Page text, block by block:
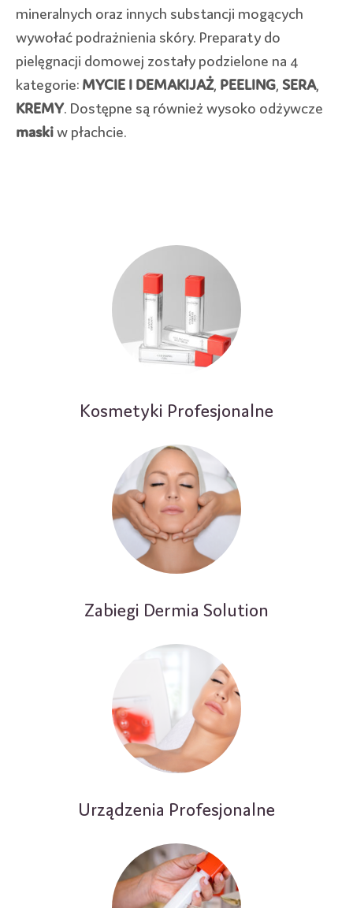
mineralnych oraz innych substancji mogących
wywołać podrażnienia skóry. Preparaty do
pielęgnacji domowej zostały podzielone na 4
kategorie: MYCIE I DEMAKIJAŻ, PEELING, SERA,
KREMY. Dostępne są również wysoko odżywcze
maskiw płachcie.
Kosmetyki Profesjonalne
Zabiegi Dermia Solution
Urządzenia Profesjonalne